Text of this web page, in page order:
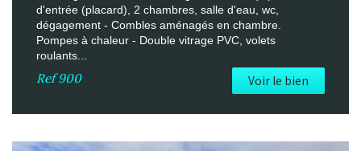
d'entrée (placard), 2 chambres, salle d'eau, wc,
dégagement - Combles aménagés en chambre.
Pompes à chaleur - Double vitrage PVC, volets
roulants...
Ref900 Voir le bien